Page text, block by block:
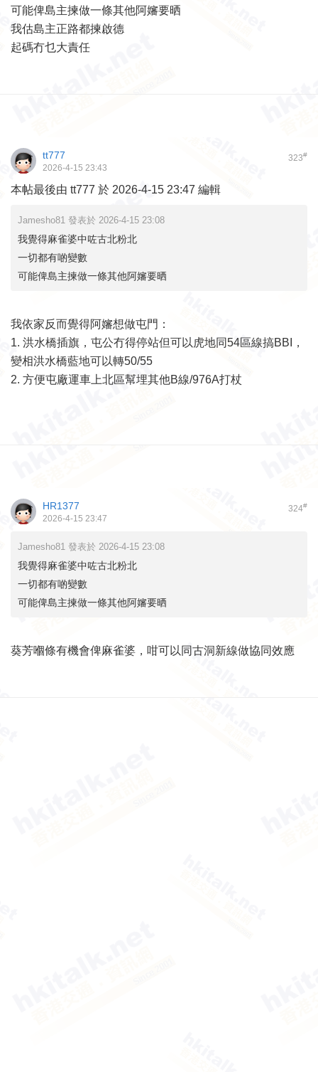
可能俾島主揀做一條其他阿嬸要晒
我估島主正路都揀啟德
起碼冇乜大責任
323#
tt777
2026-4-15 23:43
本帖最後由 tt777 於 2026-4-15 23:47 編輯
Jamesho81 發表於 2026-4-15 23:08
我覺得麻雀婆中咗古北粉北
一切都有啲變數
可能俾島主揀做一條其他阿嬸要晒
我依家反而覺得阿嬸想做屯門：
1. 洪水橋插旗，屯公冇得停站但可以虎地同54區線搞BBI，
變相洪水橋藍地可以轉50/55
2. 方便屯廠運車上北區幫埋其他B線/976A打杖
324#
HR1377
2026-4-15 23:47
Jamesho81 發表於 2026-4-15 23:08
我覺得麻雀婆中咗古北粉北
一切都有啲變數
可能俾島主揀做一條其他阿嬸要晒
葵芳嗰條有機會俾麻雀婆，咁可以同古洞新線做協同效應